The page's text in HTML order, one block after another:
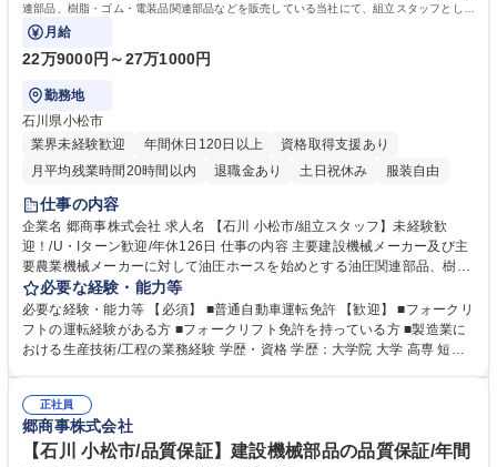
連部品、樹脂・ゴム・電装品関連部品などを販売している当社にて、組立スタッフとして
下記業務をご担当いただきます。
月給
22万9000円～27万1000円
勤務地
石川県小松市
業界未経験歓迎
年間休日120日以上
資格取得支援あり
月平均残業時間20時間以内
退職金あり 土日祝休み 服装自由
仕事の内容
企業名 郷商事株式会社 求人名 【石川 小松市/組立スタッフ】未経験歓
迎！/U・Iターン歓迎/年休126日 仕事の内容 主要建設機械メーカー及び主
要農業機械メーカーに対して油圧ホースを始めとする油圧関連部品、樹
脂・ゴム・電装品関連部品などを販売している当社にて、組立スタッフと
して下記業務をご担当いただきます。 ■油圧ユニットのサブアセンブリの
製造と、それに付随する軽作業 ■油圧ホースの入庫･保管･出庫(併設,工場
向け)･発注の在庫管理 ■業務の変更範囲：当社が定める業務全般 募集職種
必要な経験・能力等
必要な経験・能力等 【必須】 ■普通自動車運転免許 【歓迎】 ■フォークリ
フトの運転経験がある方 ■フォークリフト免許を持っている方 ■製造業に
おける生産技術/工程の業務経験 学歴・資格 学歴：大学院 大学 高専 短大
正社員
郷商事株式会社
【石川 小松市/品質保証】建設機械部品の品質保証/年間